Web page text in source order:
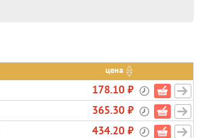
цена
178.10 ₽
365.30 ₽
434.20 ₽